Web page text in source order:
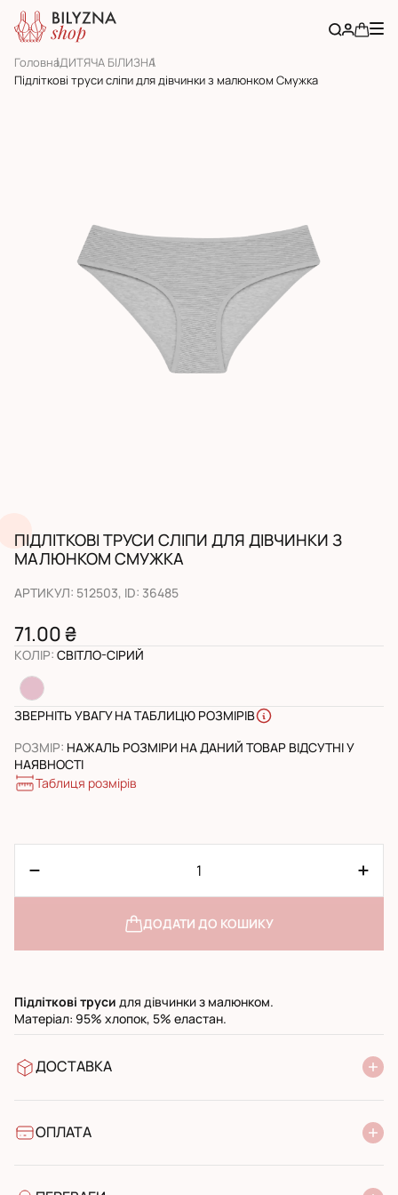
ГоловнаДИТЯЧА БІЛИЗНА
Підліткові труси сліпи для дівчинки з малюнком Смужка
ПІДЛІТКОВІ ТРУСИ СЛІПИ ДЛЯ ДІВЧИНКИ З
МАЛЮНКОМ СМУЖКА
АРТИКУЛ: 512503, ID: 36485
71.00 ₴
КОЛІР: СВІТЛО-СІРИЙ
ЗВЕРНІТЬ УВАГУ НА ТАБЛИЦЮ РОЗМІРІВ
РОЗМІР: НАЖАЛЬ РОЗМІРИ НА ДАНИЙ ТОВАР ВІДСУТНІ У
НАЯВНОСТІ
Таблиця розмірів
ДОДАТИ ДО КОШИКУ
Підліткові труси для дівчинки з малюнком.
Матеріал: 95% хлопок, 5% еластан.
ДОСТАВКА
УкрПошта стандарт
ОПЛАТА
Банківський переказ